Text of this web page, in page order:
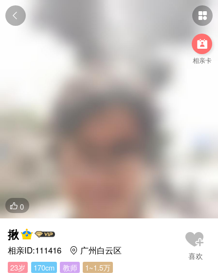
 

相亲卡
 0
揪
相亲ID:111416  广州白云区
23岁 170cm 教师 1~1.5万